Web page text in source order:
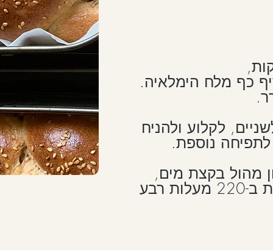
לקלוע ולהניח
לתפיחה נוספת.
מהול בקצת מים,
לפזר שומשום מלא ולאפות ב-220 מעלות רבע
לקלוע ולהניח
לתפיחה נוספת.
מהול בקצת מים,
לפזר שומשום מלא ולאפות ב-220 מעלות רבע
לקלוע ולהניח
נוספת.
מהול בקצת מים,
לפזר שומשום מלא ולאפות ב-220 מעלות רבע